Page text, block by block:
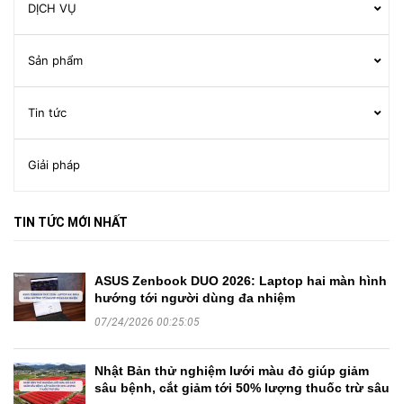
DỊCH VỤ
Sản phẩm
Tin tức
Giải pháp
TIN TỨC MỚI NHẤT
ASUS Zenbook DUO 2026: Laptop hai màn hình
hướng tới người dùng đa nhiệm
07/24/2026 00:25:05
Nhật Bản thử nghiệm lưới màu đỏ giúp giảm
sâu bệnh, cắt giảm tới 50% lượng thuốc trừ sâu